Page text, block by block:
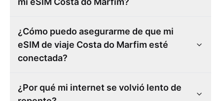
¿Cómo puedo asegurarme de que mi
eSIM de viaje Costa do Marfim esté
conectada?
¿Por qué mi internet se volvió lento de